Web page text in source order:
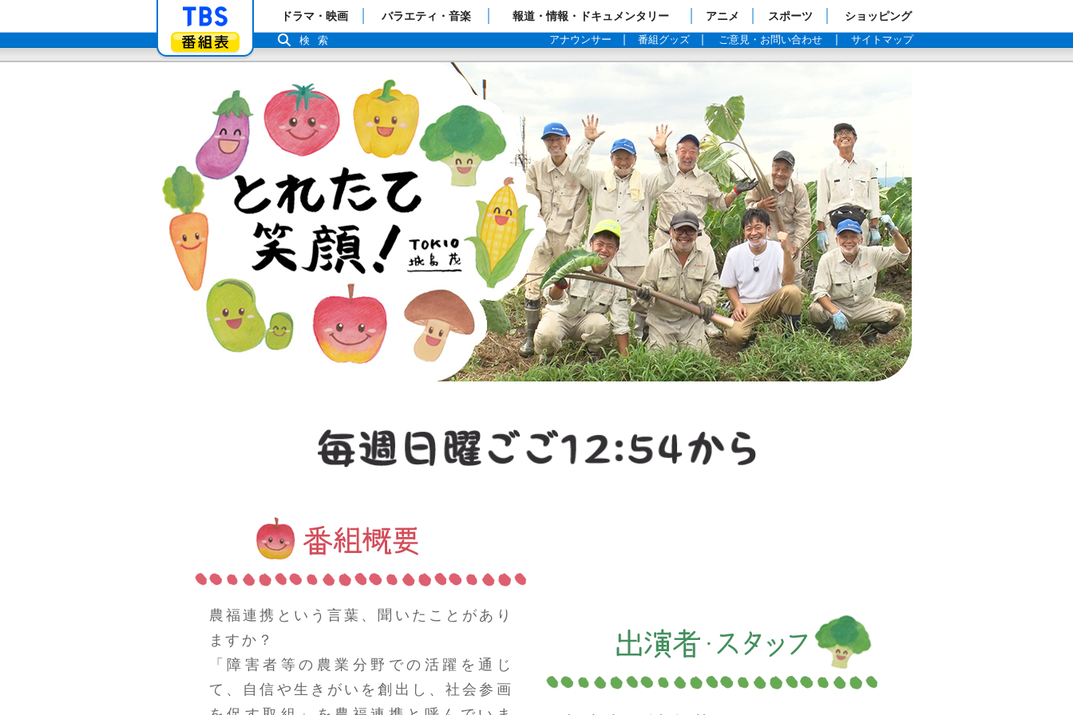
「TBSテレビ」トップページ
番組表
ドラマ・映画 バラエティ・音楽 報道・情報・ドキュメンタリー アニメ スポーツ ショッピング
アナウンサー 番組グッズ ご意見・お問い合わせ サイトマップ
検索
農福連携という言葉、聞いたことがあり
ますか？
「障害者等の農業分野での活躍を通じ
て、自信や生きがいを創出し、社会参画